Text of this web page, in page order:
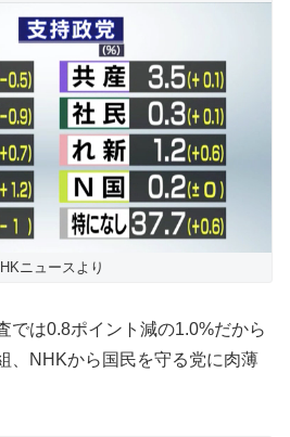
ニュースより
では0.8ポイント減の1.0%だから
、NHKから国民を守る党に肉薄